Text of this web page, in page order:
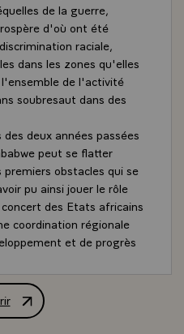
de la guerre,
d'où ont été
raciale,
dans les zones qu'elles
de l'activité
soubresaut dans des
deux années passées
peut se flatter
obstacles qui se
pu ainsi jouer le rôle
des Etats africains
coordination régionale
et de progrès
cours très satisfaisant
les derniers mois à
de M. François Mitterrand,